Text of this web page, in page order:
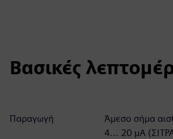
Βασικές
Παραγωγή
Άμεσο σήμα
4... 20 μΑ